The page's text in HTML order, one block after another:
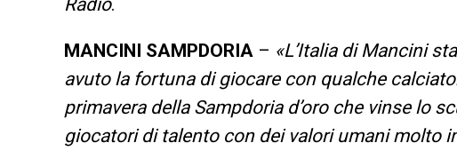
MANCINI SAMPDORIA – «L’Italia di Mancini
avuto la fortuna di giocare con qualche
primavera della Sampdoria d’oro che vinse lo
giocatori di talento con dei valori umani molto